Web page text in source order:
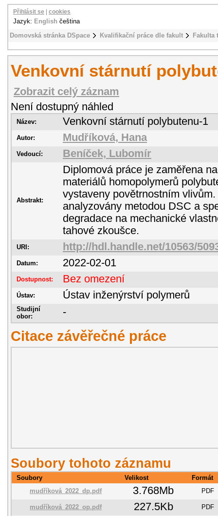
Domovská stránka DSpace Kvalifikační práce dle fakult Fakulta
Přihlásit se cookies
Jazyk: English čeština
Venkovní stárnutí
Zobrazit celý záznam
Není dostupný náhled
Název: Venkovní stárnutí polybutenu-1
Autor: Mudříková, Hana
Vedoucí: Beníček, Lubomír
Abstrakt:
Diplomová práce je zaměřena
materiálů homopolymerů
vystaveny povětrnostním
analyzovány metodou DSC a
degradace na mechanické
tahové zkoušce.
URI: http://hdl.handle.net/10563/
Datum: 2022-02-01
Dostupnost: Bez omezení
Ústav: Ústav inženýrství polymerů
Studijní
obor:
-
Citace závěřečné práce
Soubory tohoto záznamu
Soubory Velikost
Formát
mudříková_2022_dp.pdf
3.768Mb PDF
mudříková_2022_op.pdf 227.5Kb PDF